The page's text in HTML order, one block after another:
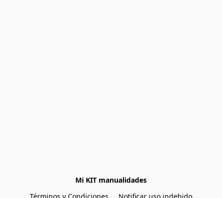
Mi KIT manualidades